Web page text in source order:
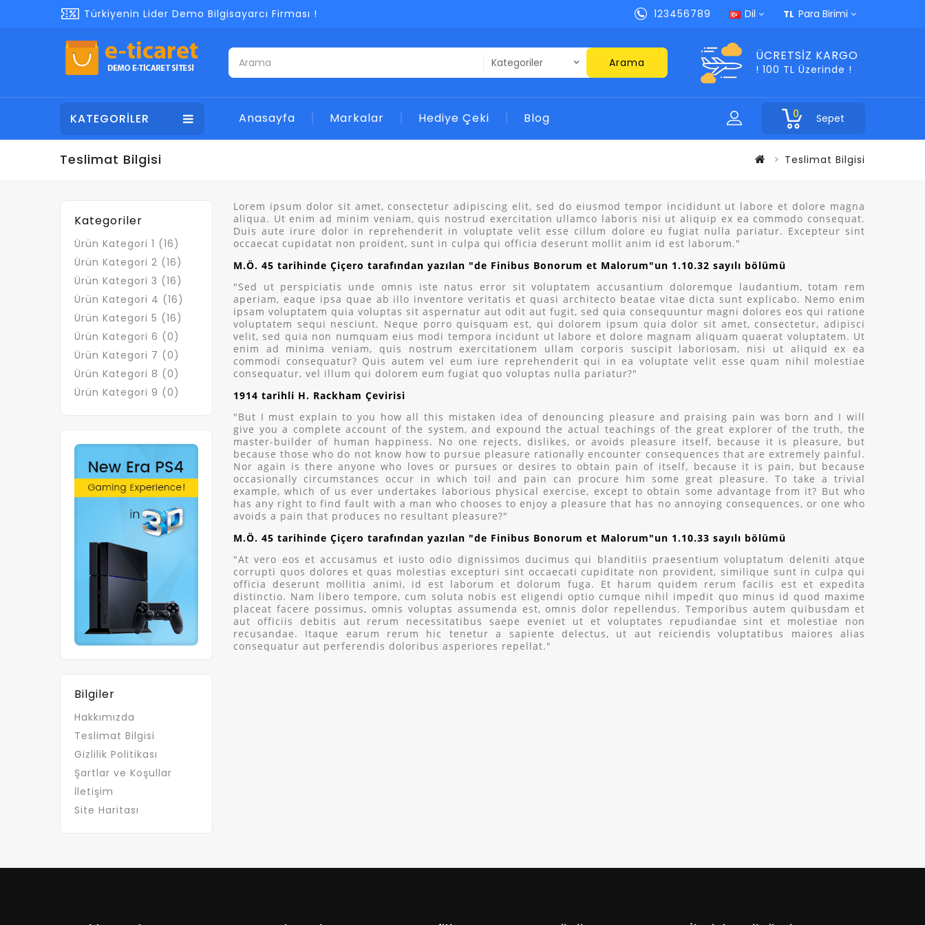
Türkiyenin Lider Demo Bilgisayarcı Firması ! 123456789 Dil TL Para Birimi
ÜCRETSIZ KARGO
! 100 TL Üzerinde !
Arama
KATEGORİLER Anasayfa Markalar Hediye Çeki Blog Sepet
0
Teslimat Bilgisi Teslimat Bilgisi
Kategoriler
Ürün Kategori 1 (16)
Ürün Kategori 2 (16)
Ürün Kategori 3 (16)
Ürün Kategori 4 (16)
Ürün Kategori 5 (16)
Ürün Kategori 6 (0)
Ürün Kategori 7 (0)
Ürün Kategori 8 (0)
Ürün Kategori 9 (0)
Bilgiler
Hakkımızda
Teslimat Bilgisi
Gizlilik Politikası
Şartlar ve Koşullar
İletişim
Site Haritası
Lorem ipsum dolor sit amet, consectetur adipiscing elit, sed do eiusmod tempor incididunt ut labore et dolore magna
aliqua. Ut enim ad minim veniam, quis nostrud exercitation ullamco laboris nisi ut aliquip ex ea commodo consequat.
Duis aute irure dolor in reprehenderit in voluptate velit esse cillum dolore eu fugiat nulla pariatur. Excepteur sint
occaecat cupidatat non proident, sunt in culpa qui officia deserunt mollit anim id est laborum."
M.Ö. 45 tarihinde Çiçero tarafından yazılan "de Finibus Bonorum et Malorum"un 1.10.32 sayılı bölümü
"Sed ut perspiciatis unde omnis iste natus error sit voluptatem accusantium doloremque laudantium, totam rem
aperiam, eaque ipsa quae ab illo inventore veritatis et quasi architecto beatae vitae dicta sunt explicabo. Nemo enim
ipsam voluptatem quia voluptas sit aspernatur aut odit aut fugit, sed quia consequuntur magni dolores eos qui ratione
voluptatem sequi nesciunt. Neque porro quisquam est, qui dolorem ipsum quia dolor sit amet, consectetur, adipisci
velit, sed quia non numquam eius modi tempora incidunt ut labore et dolore magnam aliquam quaerat voluptatem. Ut
enim ad minima veniam, quis nostrum exercitationem ullam corporis suscipit laboriosam, nisi ut aliquid ex ea
commodi consequatur? Quis autem vel eum iure reprehenderit qui in ea voluptate velit esse quam nihil molestiae
consequatur, vel illum qui dolorem eum fugiat quo voluptas nulla pariatur?"
1914 tarihli H. Rackham Çevirisi
"But I must explain to you how all this mistaken idea of denouncing pleasure and praising pain was born and I will
give you a complete account of the system, and expound the actual teachings of the great explorer of the truth, the
master-builder of human happiness. No one rejects, dislikes, or avoids pleasure itself, because it is pleasure, but
because those who do not know how to pursue pleasure rationally encounter consequences that are extremely painful.
Nor again is there anyone who loves or pursues or desires to obtain pain of itself, because it is pain, but because
occasionally circumstances occur in which toil and pain can procure him some great pleasure. To take a trivial
example, which of us ever undertakes laborious physical exercise, except to obtain some advantage from it? But who
has any right to find fault with a man who chooses to enjoy a pleasure that has no annoying consequences, or one who
avoids a pain that produces no resultant pleasure?"
M.Ö. 45 tarihinde Çiçero tarafından yazılan "de Finibus Bonorum et Malorum"un 1.10.33 sayılı bölümü
"At vero eos et accusamus et iusto odio dignissimos ducimus qui blanditiis praesentium voluptatum deleniti atque
corrupti quos dolores et quas molestias excepturi sint occaecati cupiditate non provident, similique sunt in culpa qui
officia deserunt mollitia animi, id est laborum et dolorum fuga. Et harum quidem rerum facilis est et expedita
distinctio. Nam libero tempore, cum soluta nobis est eligendi optio cumque nihil impedit quo minus id quod maxime
placeat facere possimus, omnis voluptas assumenda est, omnis dolor repellendus. Temporibus autem quibusdam et
aut officiis debitis aut rerum necessitatibus saepe eveniet ut et voluptates repudiandae sint et molestiae non
recusandae. Itaque earum rerum hic tenetur a sapiente delectus, ut aut reiciendis voluptatibus maiores alias
consequatur aut perferendis doloribus asperiores repellat."